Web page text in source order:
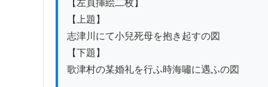
【左頁挿絵二枚】
【上題】
志津川にて小兒死母を抱き起すの図
【下題】
歌津村の某婚礼を行ふ時海嘯に遇ふの図